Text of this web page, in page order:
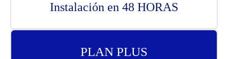
Instalación en 48 HORAS
PLAN PLUS